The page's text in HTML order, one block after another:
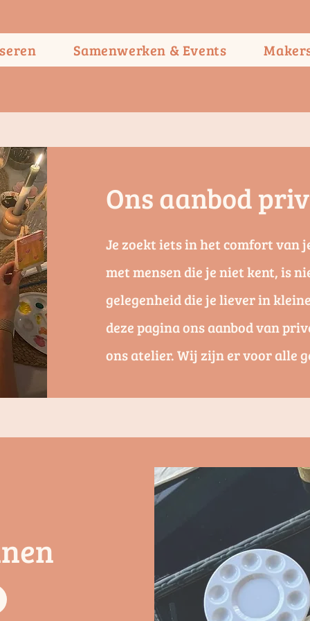
Samenwerken & Events
Ons aanbod
Je zoekt iets in het comfort van
met mensen die je niet kent, is
gelegenheid die je liever in
deze pagina ons aanbod van
ons atelier. Wij zijn er voor alle